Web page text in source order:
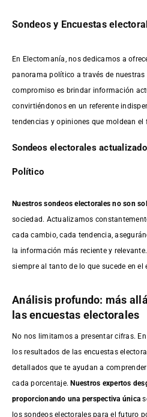
Sondeos y Encuestas
En Electomanía, nos dedicamos a
panorama político a través de nuestras
compromiso es brindar información
convirtiéndonos en un referente
tendencias y opiniones que moldean el
Sondeos electorales
Político
Nuestros sondeos electorales no son
sociedad. Actualizamos
cada cambio, cada tendencia,
la información más reciente y
siempre al tanto de lo que sucede en el
Análisis profundo: más
las encuestas electorales
No nos limitamos a presentar cifras.
los resultados de las encuestas
detallados que te ayudan a
cada porcentaje.Nuestros expertos
proporcionando una perspectiva única
los sondeos electorales para el futuro